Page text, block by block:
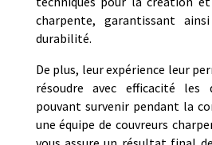
charpente, garantissant
durabilité.
De plus, leur expérience leur
résoudre avec efficacité les
pouvant survenir pendant la
une équipe de couvreurs